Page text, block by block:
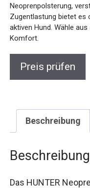
Neoprenpolsterung,
Zugentlastung bietet es
aktiven Hund. Wähle
Komfort.
Preis prüfen
Beschreibung
Beschreibung
Das HUNTER